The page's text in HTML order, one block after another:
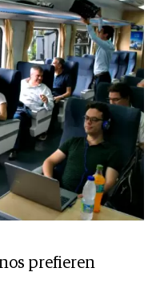
prefieren